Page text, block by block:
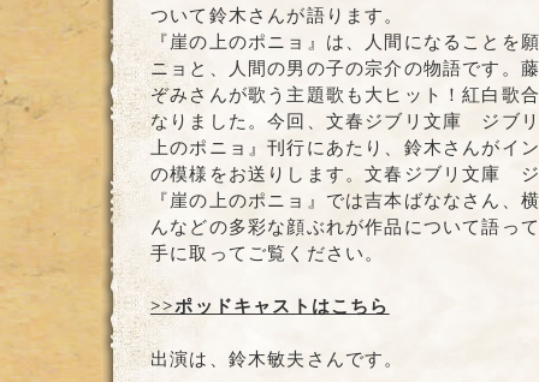
ついて鈴木さんが語ります。
『崖の上のポニョ』は、人間になることを
ニョと、人間の男の子の宗介の物語です。
ぞみさんが歌う主題歌も大ヒット！紅白歌
なりました。今回、文春ジブリ文庫 ジブ
上のポニョ』刊行にあたり、鈴木さんがイ
の模様をお送りします。文春ジブリ文庫
『崖の上のポニョ』では吉本ばななさん、
んなどの多彩な顔ぶれが作品について語っ
手に取ってご覧ください。
>>ポッドキャストはこちら
出演は、鈴木敏夫さんです。